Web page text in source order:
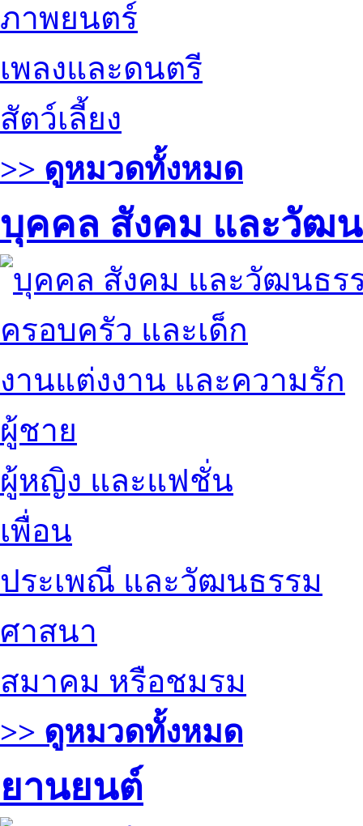
ภาพยนตร์
เพลงและดนตรี
สัตว์เลี้ยง
>> ดูหมวดทั้งหมด
บุคคล สังคม และวัฒ
ครอบครัว และเด็ก
งานแต่งงาน และความรัก
ผู้ชาย
ผู้หญิง และแฟชั่น
เพื่อน
ประเพณี และวัฒนธรรม
ศาสนา
สมาคม หรือชมรม
>> ดูหมวดทั้งหมด
ยานยนต์